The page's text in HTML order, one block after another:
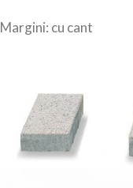
Margini: cu cant